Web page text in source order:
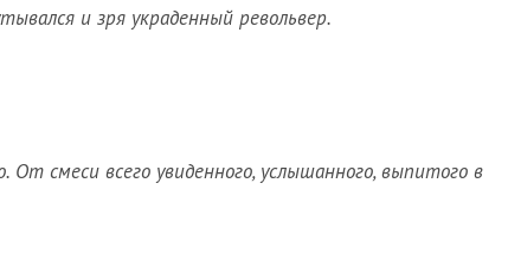
и зря украденный револьвер.
смеси всего увиденного, услышанного, выпитого в